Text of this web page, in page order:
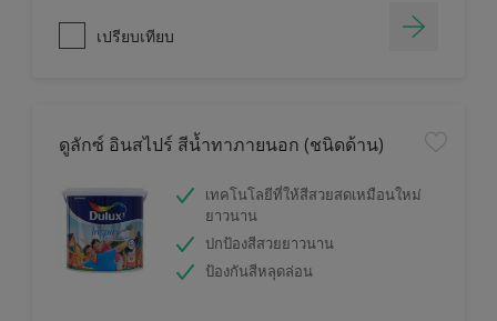
เปรียบเทียบ
ดูลักซ์ อินสไปร์ สีน้ำทาภายนอก (ชนิดด้าน)
เทคโนโลยีที่ให้สีสวยสดเหมือนใหม่
ยาวนาน
ปกป้องสีสวยยาวนาน
ป้องกันสีหลุดล่อน